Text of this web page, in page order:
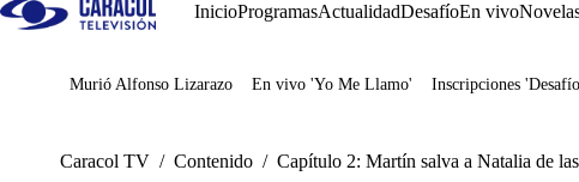
InicioProgramasActualidadDesafíoEn vivo
Juegos
Murió Alfonso Lizarazo En vivo 'Yo Me Llamo' Inscripciones
Caracol TV / Contenido / Capítulo 2: Martín salva a Natalia de